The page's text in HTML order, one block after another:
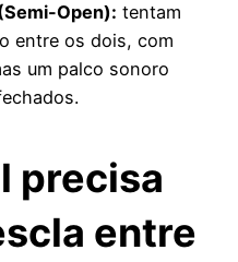
Open): tentam
entre os dois, com
um palco sonoro
precisa
entre